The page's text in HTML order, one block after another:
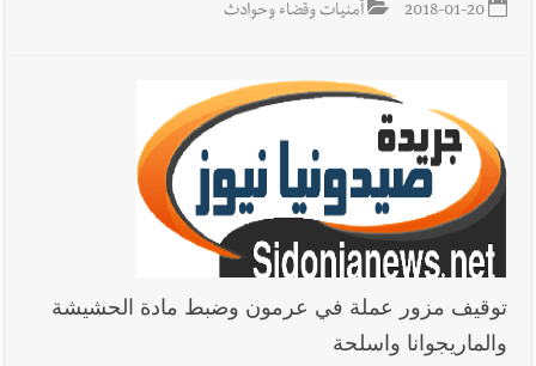
2018-01-20 أمنيات وقضاء وحوادث
توقيف مزور عملة في عرمون وضبط مادة الحشيشة
والماريجوانا واسلحة